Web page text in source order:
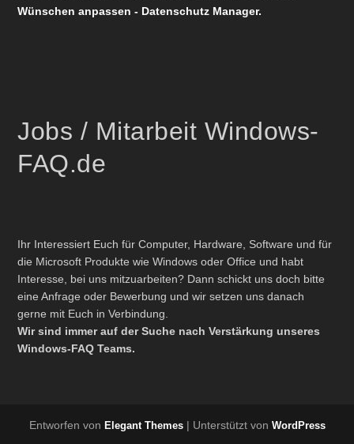
Wünschen anpassen - Datenschutz Manager.
Jobs / Mitarbeit Windows-
FAQ.de
Ihr Interessiert Euch für Computer, Hardware, Software und für
die Microsoft Produkte wie Windows oder Office und habt
Interesse, bei uns mitzuarbeiten? Dann schickt uns doch bitte
eine Anfrage oder Bewerbung und wir setzen uns danach
gerne mit Euch in Verbindung.
Wir sind immer auf der Suche nach Verstärkung unseres
Windows-FAQ Teams.
Entworfen von Elegant Themes| Unterstützt von WordPress